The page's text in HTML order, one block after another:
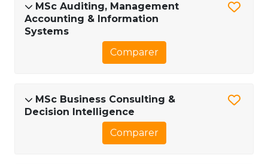
MSc Auditing, Management
Accounting & Information
Systems
Comparer
MSc Business Consulting &
Decision Intelligence
Comparer